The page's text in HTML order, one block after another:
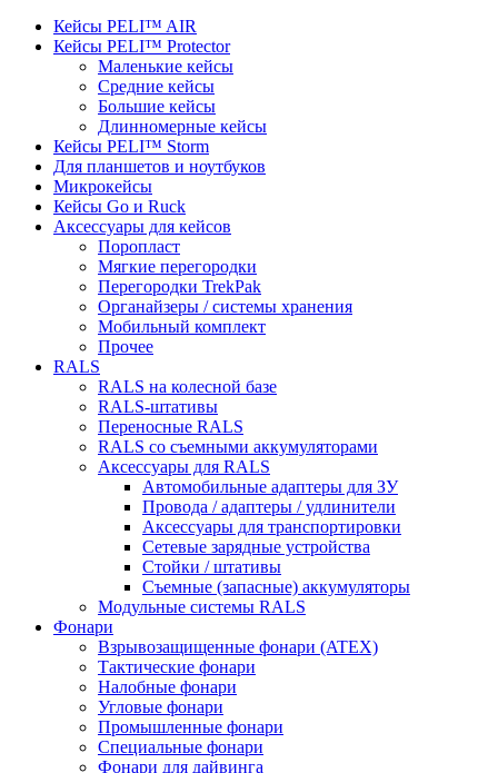
Кейсы PELI™ AIR
Кейсы PELI™ Protector
Маленькие кейсы
Средние кейсы
Большие кейсы
Длинномерные кейсы
Кейсы PELI™ Storm
Для планшетов и ноутбуков
Микрокейсы
Кейсы Go и Ruck
Аксессуары для кейсов
Поропласт
Мягкие перегородки
Перегородки TrekPak
Органайзеры / системы хранения
Мобильный комплект
Прочее
RALS
RALS на колесной базе
RALS-штативы
Переносные RALS
RALS со съемными аккумуляторами
Аксессуары для RALS
Автомобильные адаптеры для ЗУ
Провода / адаптеры / удлинители
Аксессуары для транспортировки
Сетевые зарядные устройства
Стойки / штативы
Съемные (запасные) аккумуляторы
Модульные системы RALS
Фонари
Взрывозащищенные фонари (ATEX)
Тактические фонари
Налобные фонари
Угловые фонари
Промышленные фонари
Специальные фонари
Фонари для дайвинга